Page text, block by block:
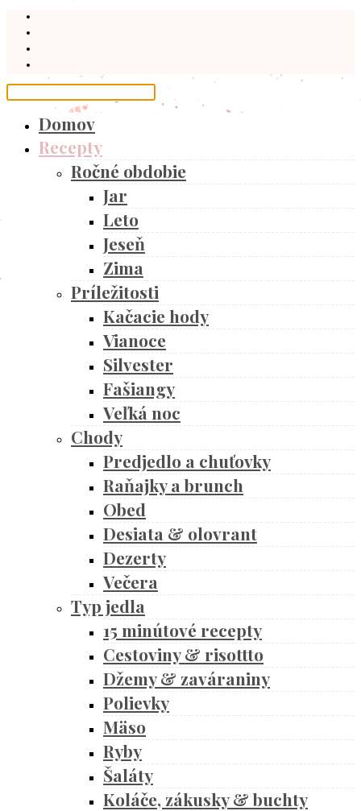
Domov
Recepty
Ročné obdobie
Jar
Leto
Jeseň
Zima
Príležitosti
Kačacie hody
Vianoce
Silvester
Fašiangy
Veľká noc
Chody
Predjedlo a chuťovky
Raňajky a brunch
Obed
Desiata & olovrant
Dezerty
Večera
Typ jedla
15 minútové recepty
Cestoviny & risottto
Džemy & zaváraniny
Polievky
Mäso
Ryby
Šaláty
Koláče, zákusky & buchty